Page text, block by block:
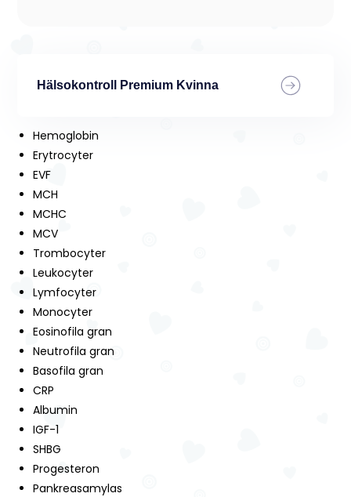
Hälsokontroll Premium Kvinna
Hemoglobin
Erytrocyter
EVF
MCH
MCHC
MCV
Trombocyter
Leukocyter
Lymfocyter
Monocyter
Eosinofila gran
Neutrofila gran
Basofila gran
CRP
Albumin
IGF-1
SHBG
Progesteron
Pankreasamylas